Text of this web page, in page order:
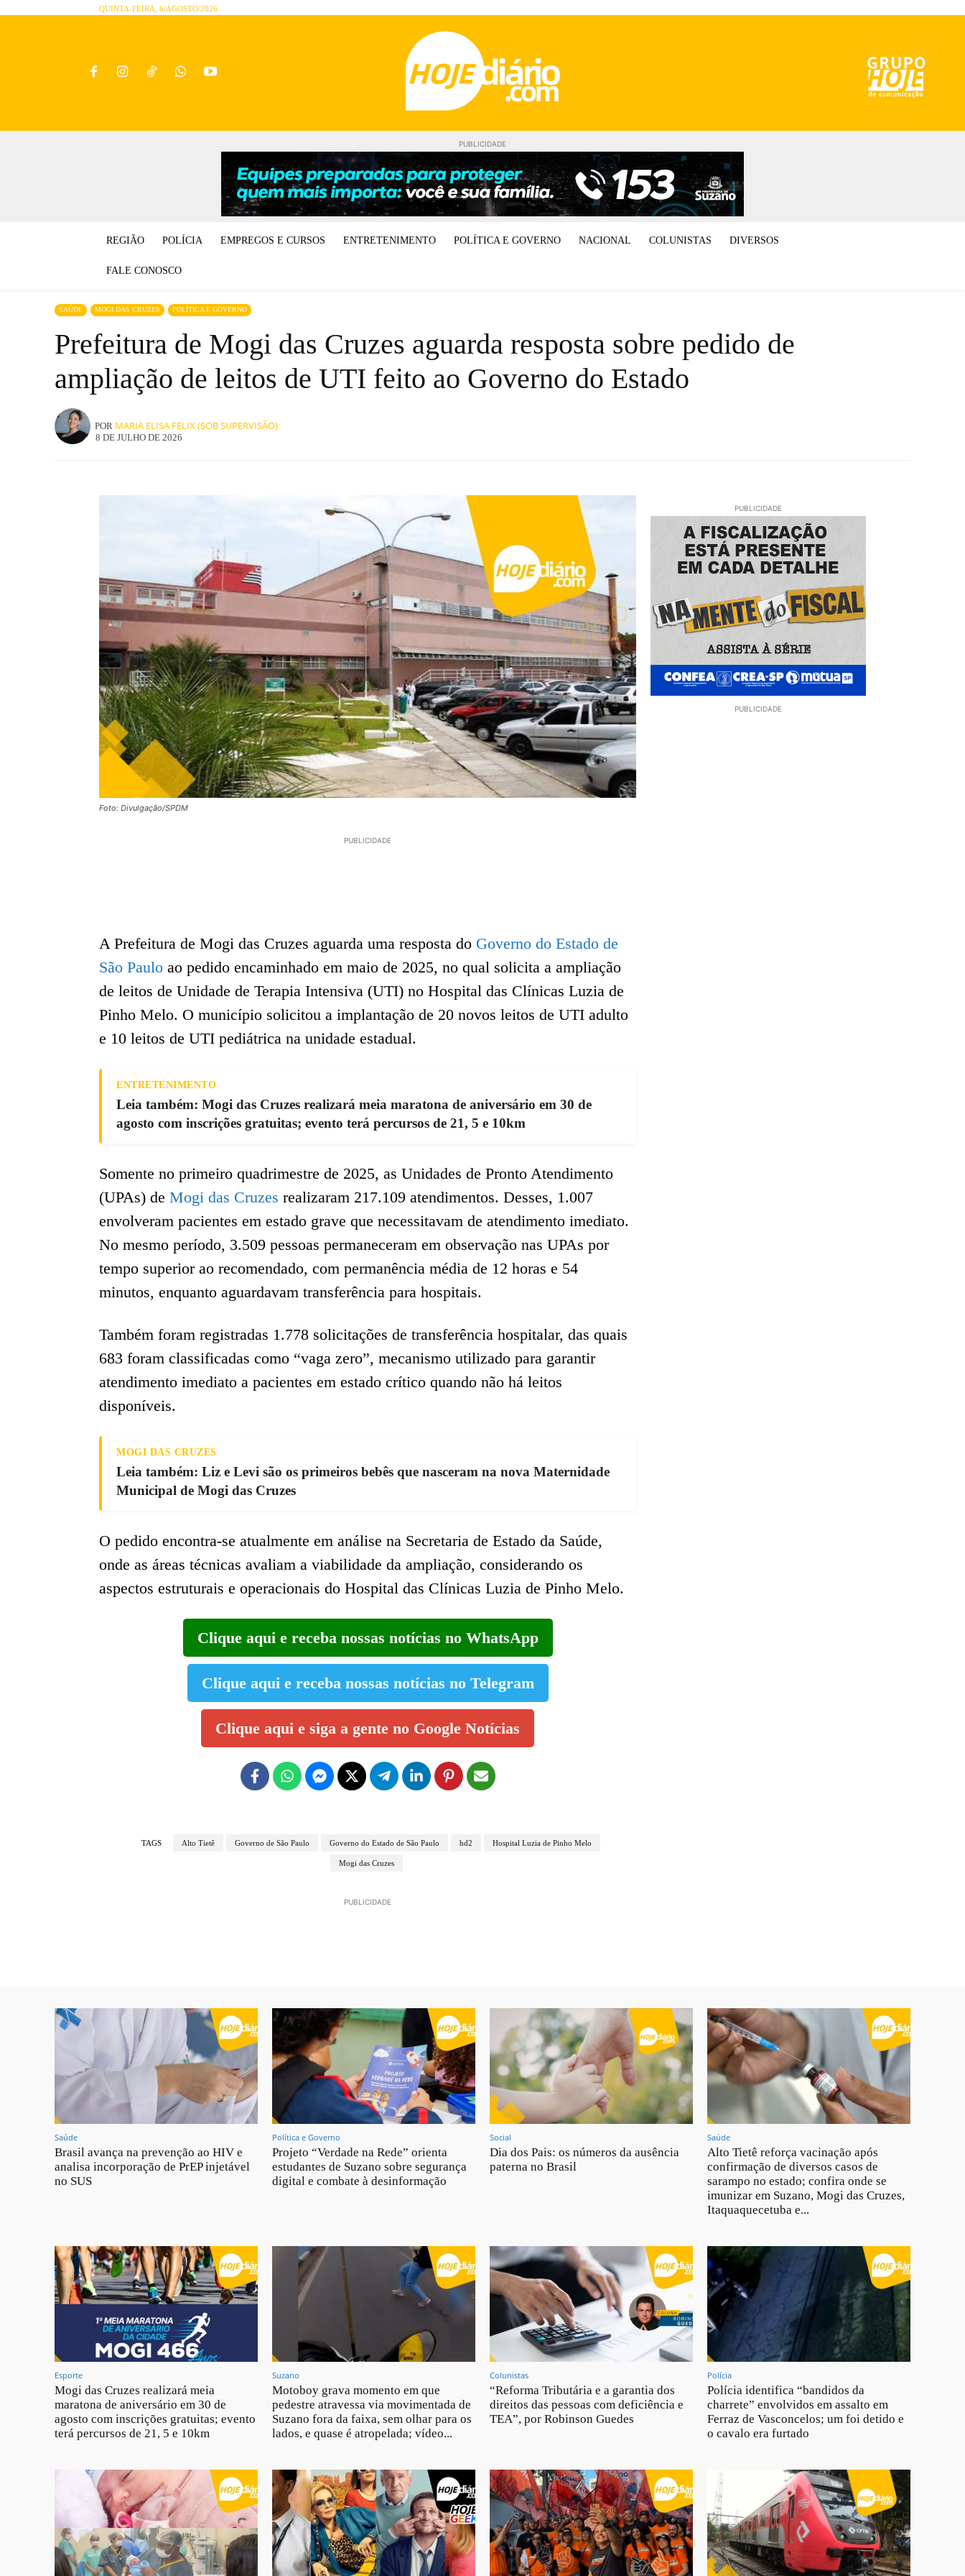
QUINTA-FEIRA, 6/AGOSTO/2026
PUBLICIDADE
REGIÃO POLÍCIA EMPREGOS E CURSOS ENTRETENIMENTO POLÍTICA E GOVERNO NACIONAL COLUNISTAS DIVERSOS
FALE CONOSCO
SAÚDE MOGI DAS CRUZES POLÍTICA E GOVERNO
Prefeitura de Mogi das Cruzes aguarda resposta sobre pedido de
ampliação de leitos de UTI feito ao Governo do Estado
POR MARIA ELISA FELIX (SOB SUPERVISÃO)
8 DE JULHO DE 2026
Foto: Divulgação/SPDM
PUBLICIDADE
A Prefeitura de Mogi das Cruzes aguarda uma resposta do Governo do Estado de
São Paulo ao pedido encaminhado em maio de 2025, no qual solicita a ampliação
de leitos de Unidade de Terapia Intensiva (UTI) no Hospital das Clínicas Luzia de
Pinho Melo. O município solicitou a implantação de 20 novos leitos de UTI adulto
e 10 leitos de UTI pediátrica na unidade estadual.
ENTRETENIMENTO
Leia também: Mogi das Cruzes realizará meia maratona de aniversário em 30 de
agosto com inscrições gratuitas; evento terá percursos de 21, 5 e 10km
Somente no primeiro quadrimestre de 2025, as Unidades de Pronto Atendimento
(UPAs) de Mogi das Cruzes realizaram 217.109 atendimentos. Desses, 1.007
envolveram pacientes em estado grave que necessitavam de atendimento imediato.
No mesmo período, 3.509 pessoas permaneceram em observação nas UPAs por
tempo superior ao recomendado, com permanência média de 12 horas e 54
minutos, enquanto aguardavam transferência para hospitais.
Também foram registradas 1.778 solicitações de transferência hospitalar, das quais
683 foram classificadas como “vaga zero”, mecanismo utilizado para garantir
atendimento imediato a pacientes em estado crítico quando não há leitos
disponíveis.
MOGI DAS CRUZES
Leia também: Liz e Levi são os primeiros bebês que nasceram na nova Maternidade
Municipal de Mogi das Cruzes
O pedido encontra-se atualmente em análise na Secretaria de Estado da Saúde,
onde as áreas técnicas avaliam a viabilidade da ampliação, considerando os
aspectos estruturais e operacionais do Hospital das Clínicas Luzia de Pinho Melo.
Clique aqui e receba nossas notícias no WhatsApp
Clique aqui e receba nossas notícias no Telegram
Clique aqui e siga a gente no Google Notícias
TAGS Alto Tietê Governo de São Paulo Governo do Estado de São Paulo hd2 Hospital Luzia de Pinho Melo
Mogi das Cruzes
PUBLICIDADE
PUBLICIDADE
PUBLICIDADE
Saúde
Brasil avança na prevenção ao HIV e
analisa incorporação de PrEP injetável
no SUS
Política e Governo
Projeto “Verdade na Rede” orienta
estudantes de Suzano sobre segurança
digital e combate à desinformação
Social
Dia dos Pais: os números da ausência
paterna no Brasil
Saúde
Alto Tietê reforça vacinação após
confirmação de diversos casos de
sarampo no estado; confira onde se
imunizar em Suzano, Mogi das Cruzes,
Itaquaquecetuba e...
Esporte
Mogi das Cruzes realizará meia
maratona de aniversário em 30 de
agosto com inscrições gratuitas; evento
terá percursos de 21, 5 e 10km
Suzano
Motoboy grava momento em que
pedestre atravessa via movimentada de
Suzano fora da faixa, sem olhar para os
lados, e quase é atropelada; vídeo...
Colunistas
“Reforma Tributária e a garantia dos
direitos das pessoas com deficiência e
TEA”, por Robinson Guedes
Polícia
Polícia identifica “bandidos da
charrete” envolvidos em assalto em
Ferraz de Vasconcelos; um foi detido e
o cavalo era furtado